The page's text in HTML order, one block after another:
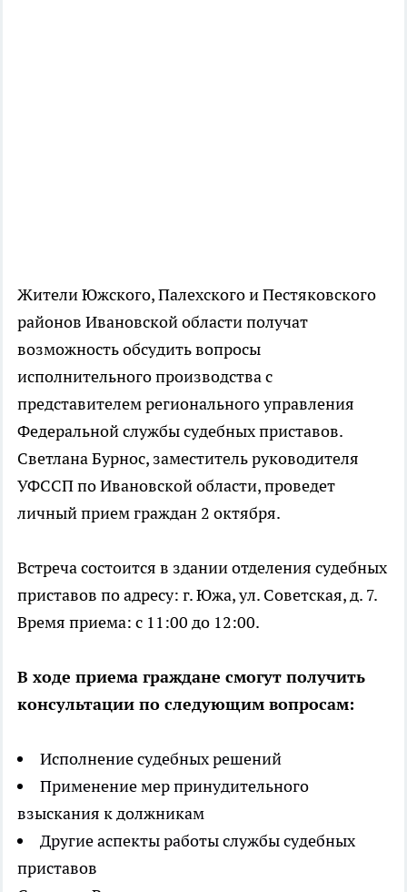
Жители Южского, Палехского и Пестяковского
районов Ивановской области получат
возможность обсудить вопросы
исполнительного производства с
представителем регионального управления
Федеральной службы судебных приставов.
Светлана Бурнос, заместитель руководителя
УФССП по Ивановской области, проведет
личный прием граждан 2 октября.
Встреча состоится в здании отделения судебных
приставов по адресу: г. Южа, ул. Советская, д. 7.
Время приема: с 11:00 до 12:00.
В ходе приема граждане смогут получить
консультации по следующим вопросам:
Исполнение судебных решений
Применение мер принудительного
взыскания к должникам
Другие аспекты работы службы судебных
приставов